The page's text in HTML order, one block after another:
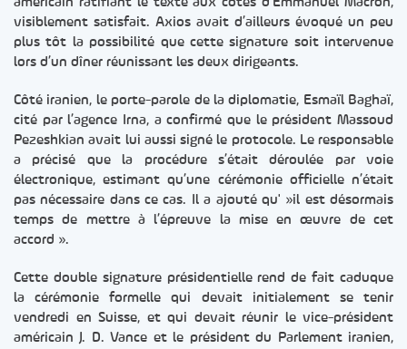
visiblement satisfait. Axios avait d’ailleurs évoqué un peu
plus tôt la possibilité que cette signature soit intervenue
lors d’un dîner réunissant les deux dirigeants.
Côté iranien, le porte-parole de la diplomatie, Esmaïl Baghaï,
cité par l’agence Irna, a confirmé que le président Massoud
Pezeshkian avait lui aussi signé le protocole. Le responsable
a précisé que la procédure s’était déroulée par voie
électronique, estimant qu’une cérémonie officielle n’était
pas nécessaire dans ce cas. Il a ajouté qu' »il est désormais
temps de mettre à l’épreuve la mise en œuvre de cet
accord ».
Cette double signature présidentielle rend de fait caduque
la cérémonie formelle qui devait initialement se tenir
vendredi en Suisse, et qui devait réunir le vice-président
américain J. D. Vance et le président du Parlement iranien,